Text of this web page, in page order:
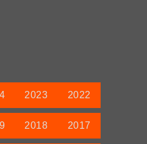
2023 2022
2018 2017